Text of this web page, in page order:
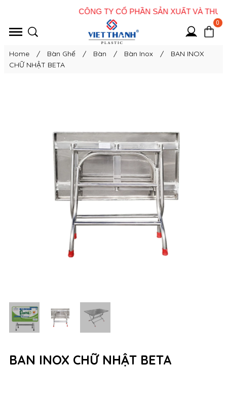
0
Home / Bàn Ghế / Bàn / Bàn Inox /
BAN INOX
CHỮ NHẬT BETA
BAN INOX CHỮ NHẬT BETA